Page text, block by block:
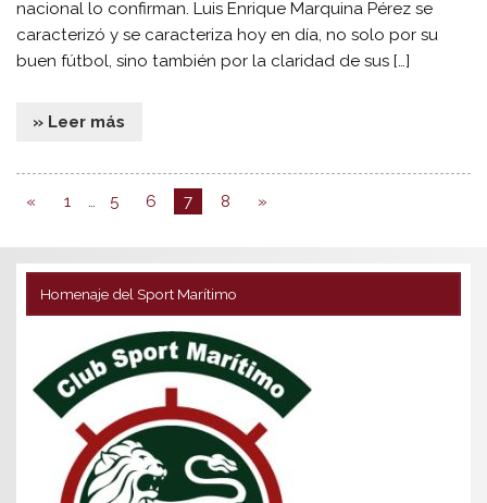
nacional lo confirman. Luis Enrique Marquina Pérez se
caracterizó y se caracteriza hoy en día, no solo por su
buen fútbol, sino también por la claridad de sus […]
» Leer más
« 1 … 5 6 7 8 »
Homenaje del Sport Marítimo